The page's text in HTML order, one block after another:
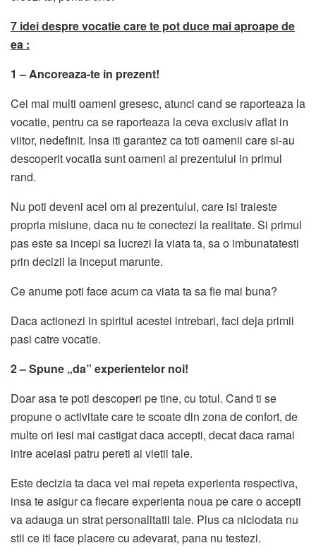
7 idei despre vocatie care te pot duce mai aproape de
ea :
1 – Ancoreaza-te in prezent!
Cei mai multi oameni gresesc, atunci cand se raporteaza la
vocatie, pentru ca se raporteaza la ceva exclusiv aflat in
viitor, nedefinit. Insa iti garantez ca toti oamenii care si-au
descoperit vocatia sunt oameni ai prezentului in primul
rand.
Nu poti deveni acel om al prezentului, care isi traieste
propria misiune, daca nu te conectezi la realitate. Si primul
pas este sa incepi sa lucrezi la viata ta, sa o imbunatatesti
prin decizii la inceput marunte.
Ce anume poti face acum ca viata ta sa fie mai buna?
Daca actionezi in spiritul acestei intrebari, faci deja primii
pasi catre vocatie.
2 – Spune „da” experientelor noi!
Doar asa te poti descoperi pe tine, cu totul. Cand ti se
propune o activitate care te scoate din zona de confort, de
multe ori iesi mai castigat daca accepti, decat daca ramai
intre aceiasi patru pereti ai vietii tale.
Este decizia ta daca vei mai repeta experienta respectiva,
insa te asigur ca fiecare experienta noua pe care o accepti
va adauga un strat personalitatii tale. Plus ca niciodata nu
stii ce iti face placere cu adevarat, pana nu testezi.